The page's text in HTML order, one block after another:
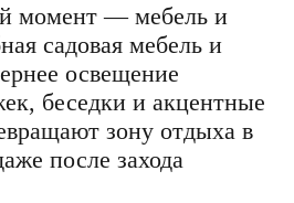
момент — мебель и
садовая мебель и
освещение
беседки и акцентные
зону отдыха в
после захода